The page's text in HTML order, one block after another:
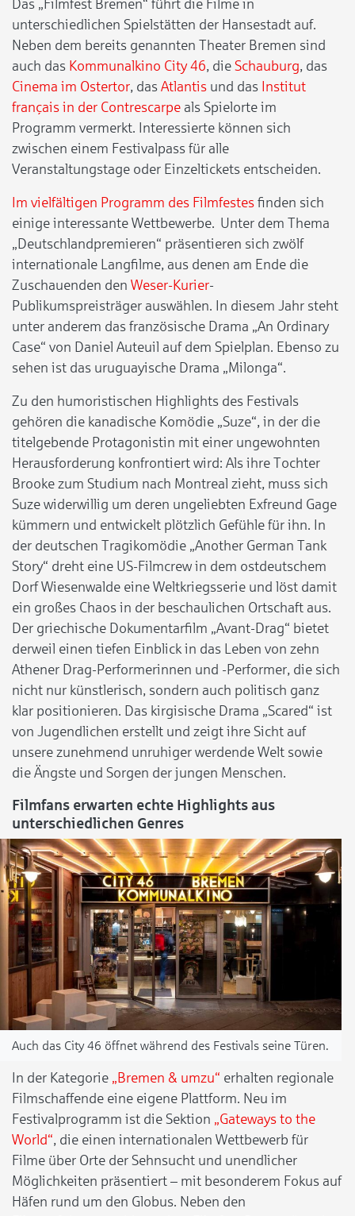
Das „Filmfest Bremen“ führt die Filme in
unterschiedlichen Spielstätten der Hansestadt auf.
Neben dem bereits genannten Theater Bremen sind
auch das Kommunalkino City 46, die Schauburg, das
Cinema im Ostertor, das Atlantis und das Institut
français in der Contrescarpe als Spielorte im
Programm vermerkt. Interessierte können sich
zwischen einem Festivalpass für alle
Veranstaltungstage oder Einzeltickets entscheiden.
Im vielfältigen Programm des Filmfestes finden sich
einige interessante Wettbewerbe. Unter dem Thema
„Deutschlandpremieren“ präsentieren sich zwölf
internationale Langfilme, aus denen am Ende die
Zuschauenden den Weser-Kurier-
Publikumspreisträger auswählen. In diesem Jahr steht
unter anderem das französische Drama „An Ordinary
Case“ von Daniel Auteuil auf dem Spielplan. Ebenso zu
sehen ist das uruguayische Drama „Milonga“.
Zu den humoristischen Highlights des Festivals
gehören die kanadische Komödie „Suze“, in der die
titelgebende Protagonistin mit einer ungewohnten
Herausforderung konfrontiert wird: Als ihre Tochter
Brooke zum Studium nach Montreal zieht, muss sich
Suze widerwillig um deren ungeliebten Exfreund Gage
kümmern und entwickelt plötzlich Gefühle für ihn. In
der deutschen Tragikomödie „Another German Tank
Story“ dreht eine US-Filmcrew in dem ostdeutschem
Dorf Wiesenwalde eine Weltkriegsserie und löst damit
ein großes Chaos in der beschaulichen Ortschaft aus.
Der griechische Dokumentarfilm „Avant-Drag“ bietet
derweil einen tiefen Einblick in das Leben von zehn
Athener Drag-Performerinnen und -Performer, die sich
nicht nur künstlerisch, sondern auch politisch ganz
klar positionieren. Das kirgisische Drama „Scared“ ist
von Jugendlichen erstellt und zeigt ihre Sicht auf
unsere zunehmend unruhiger werdende Welt sowie
die Ängste und Sorgen der jungen Menschen.
Filmfans erwarten echte Highlights aus
unterschiedlichen Genres
Auch das City 46 öffnet während des Festivals seine Türen.
In der Kategorie „Bremen & umzu“ erhalten regionale
Filmschaffende eine eigene Plattform. Neu im
Festivalprogramm ist die Sektion „Gateways to the
World“, die einen internationalen Wettbewerb für
Filme über Orte der Sehnsucht und unendlicher
Möglichkeiten präsentiert – mit besonderem Fokus auf
Häfen rund um den Globus. Neben den